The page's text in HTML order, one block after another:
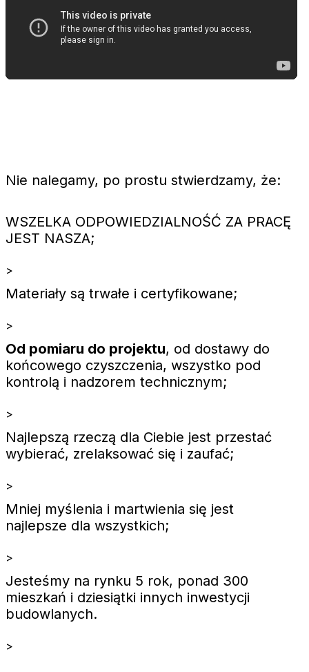
Nie nalegamy, po prostu stwierdzamy, że:
WSZELKA ODPOWIEDZIALNOŚĆ ZA PRACĘ
JEST NASZA;
>
Materiały są trwałe i certyfikowane;
>
Od pomiaru do projektu, od dostawy do
końcowego czyszczenia, wszystko pod
kontrolą i nadzorem technicznym;
>
Najlepszą rzeczą dla Ciebie jest przestać
wybierać, zrelaksować się i zaufać;
>
Mniej myślenia i martwienia się jest
najlepsze dla wszystkich;
>
Jesteśmy na rynku 5 rok, ponad 300
mieszkań i dziesiątki innych inwestycji
budowlanych.
>